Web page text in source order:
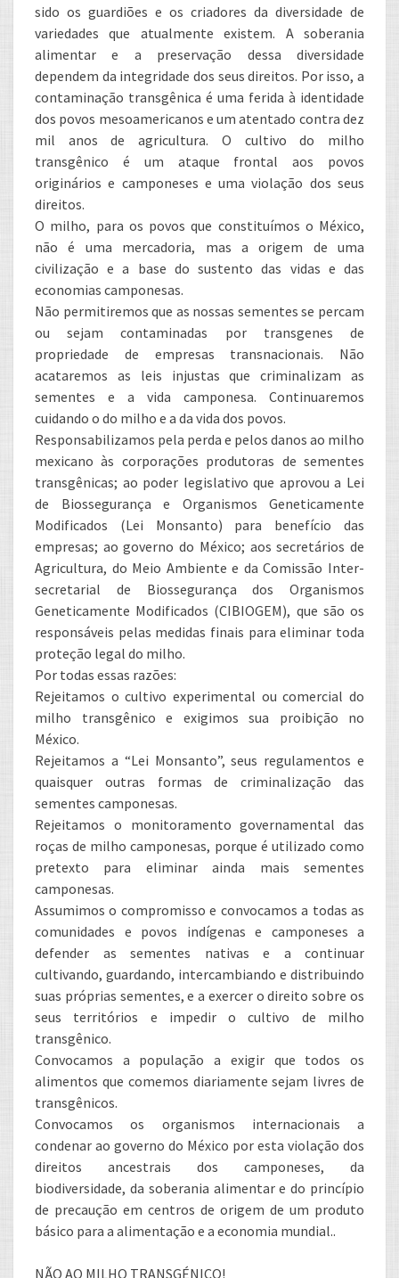
sido os guardiões e os criadores da diversidade de
variedades que atualmente existem. A soberania
alimentar e a preservação dessa diversidade
dependem da integridade dos seus direitos. Por isso, a
contaminação transgênica é uma ferida à identidade
dos povos mesoamericanos e um atentado contra dez
mil anos de agricultura. O cultivo do milho
transgênico é um ataque frontal aos povos
originários e camponeses e uma violação dos seus
direitos.
O milho, para os povos que constituímos o México,
não é uma mercadoria, mas a origem de uma
civilização e a base do sustento das vidas e das
economias camponesas.
Não permitiremos que as nossas sementes se percam
ou sejam contaminadas por transgenes de
propriedade de empresas transnacionais. Não
acataremos as leis injustas que criminalizam as
sementes e a vida camponesa. Continuaremos
cuidando o do milho e a da vida dos povos.
Responsabilizamos pela perda e pelos danos ao milho
mexicano às corporações produtoras de sementes
transgênicas; ao poder legislativo que aprovou a Lei
de Biossegurança e Organismos Geneticamente
Modificados (Lei Monsanto) para benefício das
empresas; ao governo do México; aos secretários de
Agricultura, do Meio Ambiente e da Comissão Inter-
secretarial de Biossegurança dos Organismos
Geneticamente Modificados (CIBIOGEM), que são os
responsáveis pelas medidas finais para eliminar toda
proteção legal do milho.
Por todas essas razões:
Rejeitamos o cultivo experimental ou comercial do
milho transgênico e exigimos sua proibição no
México.
Rejeitamos a “Lei Monsanto”, seus regulamentos e
quaisquer outras formas de criminalização das
sementes camponesas.
Rejeitamos o monitoramento governamental das
roças de milho camponesas, porque é utilizado como
pretexto para eliminar ainda mais sementes
camponesas.
Assumimos o compromisso e convocamos a todas as
comunidades e povos indígenas e camponeses a
defender as sementes nativas e a continuar
cultivando, guardando, intercambiando e distribuindo
suas próprias sementes, e a exercer o direito sobre os
seus territórios e impedir o cultivo de milho
transgênico.
Convocamos a população a exigir que todos os
alimentos que comemos diariamente sejam livres de
transgênicos.
Convocamos os organismos internacionais a
condenar ao governo do México por esta violação dos
direitos ancestrais dos camponeses, da
biodiversidade, da soberania alimentar e do princípio
de precaução em centros de origem de um produto
básico para a alimentação e a economia mundial..
NÃO AO MILHO TRANSGÉNICO!